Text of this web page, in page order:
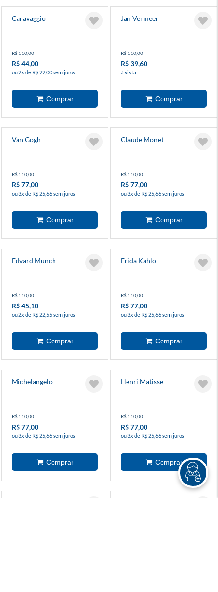
Caravaggio
R$ 110,00
R$ 44,00
ou 2x de R$ 22,00 sem juros
Jan Vermeer
R$ 110,00
R$ 39,60
à vista
Van Gogh
R$ 110,00
R$ 77,00
ou 3x de R$ 25,66 sem juros
Claude Monet
R$ 110,00
R$ 77,00
ou 3x de R$ 25,66 sem juros
Edvard Munch
R$ 110,00
R$ 45,10
ou 2x de R$ 22,55 sem juros
Frida Kahlo
R$ 110,00
R$ 77,00
ou 3x de R$ 25,66 sem juros
Michelangelo
R$ 110,00
R$ 77,00
ou 3x de R$ 25,66 sem juros
Henri Matisse
R$ 110,00
R$ 77,00
ou 3x de R$ 25,66 sem juros